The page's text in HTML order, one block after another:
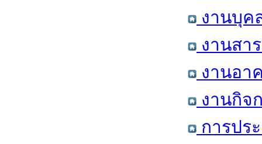
งานบุค
งานสา
งานอา
งานกิจ
การปร